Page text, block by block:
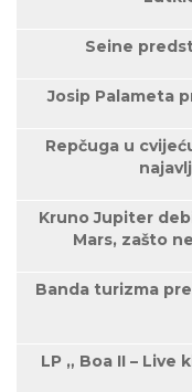
Seine
Josip Palameta
Repčuga u
Kruno Jupiter
Mars, zašto
Banda turizma
LP „ Boa II – Live